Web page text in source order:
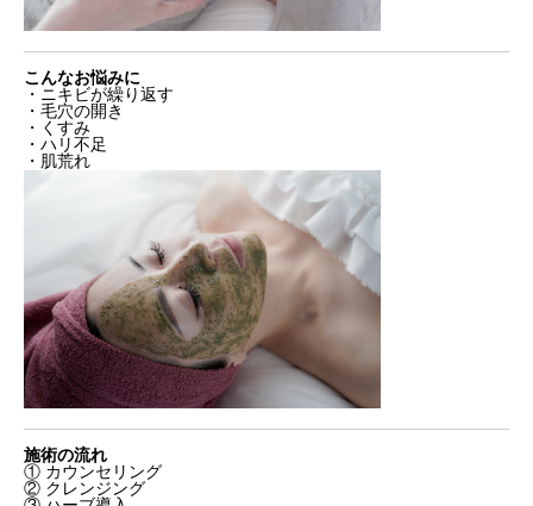
こんなお悩みに
・ニキビが繰り返す
・毛穴の開き
・くすみ
・ハリ不足
・肌荒れ
施術の流れ
① カウンセリング
② クレンジング